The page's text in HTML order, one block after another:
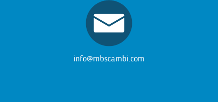
info@mbscambi.com